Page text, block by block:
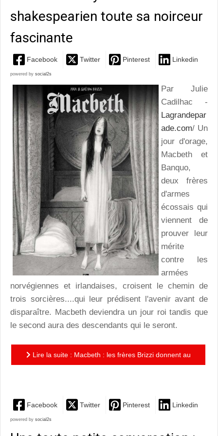
shakespearien toute sa noirceur
fascinante
Facebook Twitter Pinterest Linkedin
powered by social2s
Par Julie
Cadilhac -
Lagrandepar
ade.com/ Un
jour d'orage,
Macbeth et
Banquo,
deux frères
d'armes
écossais qui
viennent de
prouver leur
mérite
contre les
armées
norvégiennes et irlandaises, croisent le chemin de
trois sorcières....qui leur prédisent l'avenir avant de
disparaître. Macbeth deviendra un jour roi tandis que
le second aura des descendants qui le seront.
Lire la suite : Macbeth : les frères Brizzi donnent au
Facebook Twitter Pinterest Linkedin
powered by social2s